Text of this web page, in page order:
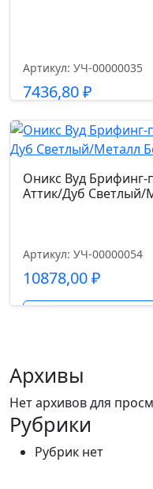
Артикул: УЧ-00000035
7436,80₽
Оникс Вуд Брифинг-
Аттик/Дуб Светлый/
Артикул: УЧ-00000054
10878,00₽
Архивы
Нет архивов для
Рубрики
Рубрик нет